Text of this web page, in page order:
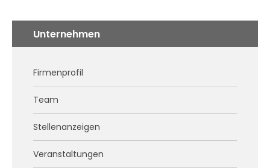
Unternehmen
Firmenprofil
Team
Stellenanzeigen
Veranstaltungen